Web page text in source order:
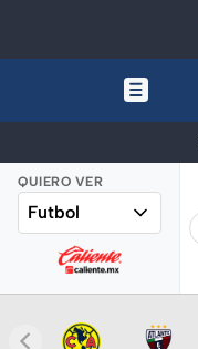
QUIERO VER
Futbol